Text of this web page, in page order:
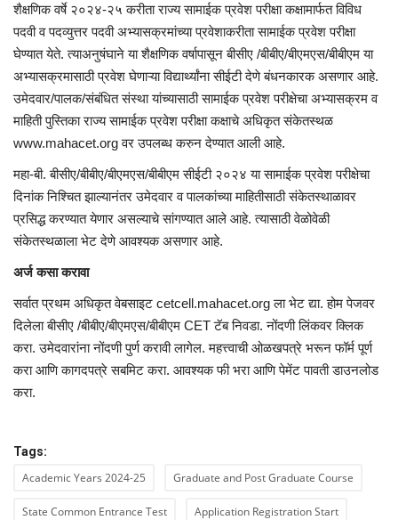
शैक्षणिक वर्षे २०२४-२५ करीता राज्य सामाईक प्रवेश परीक्षा कक्षामार्फत विविध
पदवी व पदव्युत्तर पदवी अभ्यासक्रमांच्या प्रवेशाकरीता सामाईक प्रवेश परीक्षा
घेण्यात येते. त्याअनुषंघाने या शैक्षणिक वर्षापासून बीसीए /बीबीए/बीएमएस/बीबीएम या
अभ्यासक्रमासाठी प्रवेश घेणाऱ्या विद्यार्थ्यांना सीईटी देणे बंधनकारक असणार आहे.
उमेदवार/पालक/संबंधित संस्था यांच्यासाठी सामाईक प्रवेश परीक्षेचा अभ्यासक्रम व
माहिती पुस्तिका राज्य सामाईक प्रवेश परीक्षा कक्षाचे अधिकृत संकेतस्थळ
www.mahacet.org वर उपलब्ध करुन देण्यात आली आहे.
महा-बी. बीसीए/बीबीए/बीएमएस/बीबीएम सीईटी २०२४ या सामाईक प्रवेश परीक्षेचा
दिनांक निश्चित झाल्यानंतर उमेदवार व पालकांच्या माहितीसाठी संकेतस्थाळावर
प्रसिद्ध करण्यात येणार असल्याचे सांगण्यात आले आहे. त्यासाठी वेळोवेळी
संकेतस्थळाला भेट देणे आवश्यक असणार आहे.
अर्ज कसा करावा
सर्वात प्रथम अधिकृत वेबसाइट cetcell.mahacet.org ला भेट द्या. होम पेजवर
दिलेला बीसीए /बीबीए/बीएमएस/बीबीएम CET टॅब निवडा. नोंदणी लिंकवर क्लिक
करा. उमेदवारांना नोंदणी पुर्ण करावी लागेल. महत्त्वाची ओळखपत्रे भरून फॉर्म पूर्ण
करा आणि कागदपत्रे सबमिट करा. आवश्यक फी भरा आणि पेमेंट पावती डाउनलोड
करा.
Tags:
Academic Years 2024-25 Graduate and Post Graduate Course
State Common Entrance Test Application Registration Start